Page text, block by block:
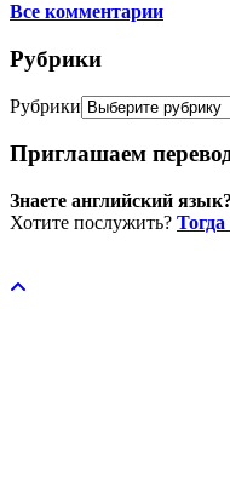
Все комментарии
Рубрики
Рубрики
Приглашаем
Знаете английский язык?
Хотите послужить?